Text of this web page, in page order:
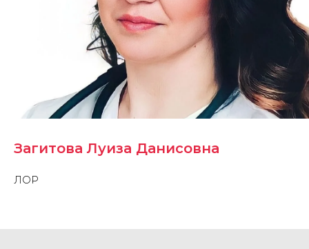
Загитова Луиза Данисовна
ЛОР